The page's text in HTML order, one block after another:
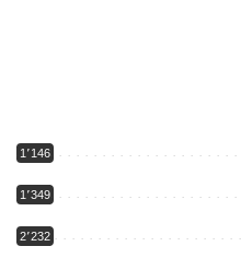
1٬146
1٬349
2٬232